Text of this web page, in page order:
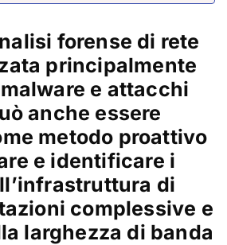
forense di rete
principalmente
e attacchi
anche essere
metodo proattivo
e identificare i
di
complessive e
larghezza di banda